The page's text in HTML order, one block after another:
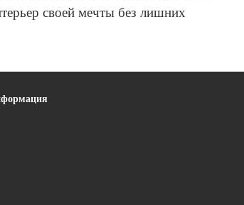
своей мечты без лишних